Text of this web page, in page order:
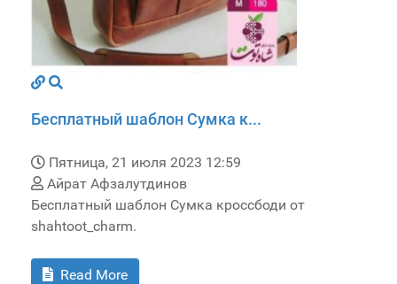
Бесплатный шаблон Сумка к...
Пятница, 21 июля 2023 12:59
Айрат Афзалутдинов
Бесплатный шаблон Сумка кроссбоди от
shahtoot_charm.
Read More